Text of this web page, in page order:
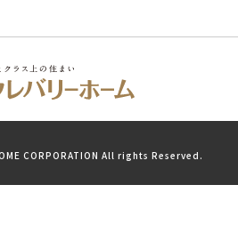
CORPORATION All rights Reserved.